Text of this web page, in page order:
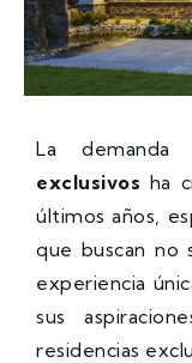
La
exclusivos ha
últimos años,
que buscan no
experiencia
sus
residencias